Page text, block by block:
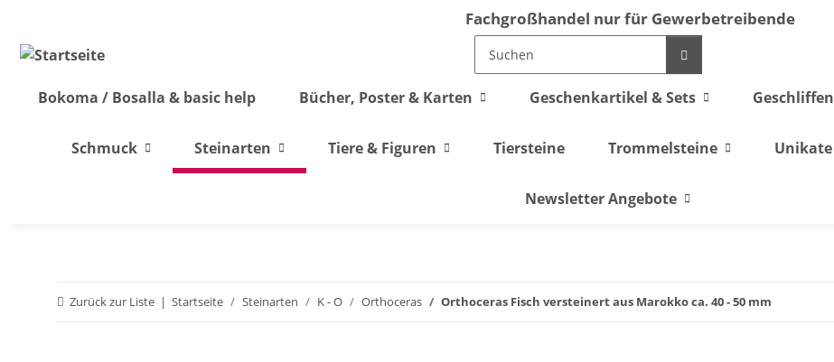
Fachgroßhandel nur für Gewerbetreibende
Bokoma / Bosalla & basic help Bücher, Poster & Karten Geschenkartikel & Sets Geschliffen
Schmuck Steinarten Tiere & Figuren Tiersteine Trommelsteine Unikate
Newsletter Angebote
Zurück zur Liste Startseite Steinarten K - O Orthoceras Orthoceras Fisch versteinert aus Marokko ca. 40 - 50 mm